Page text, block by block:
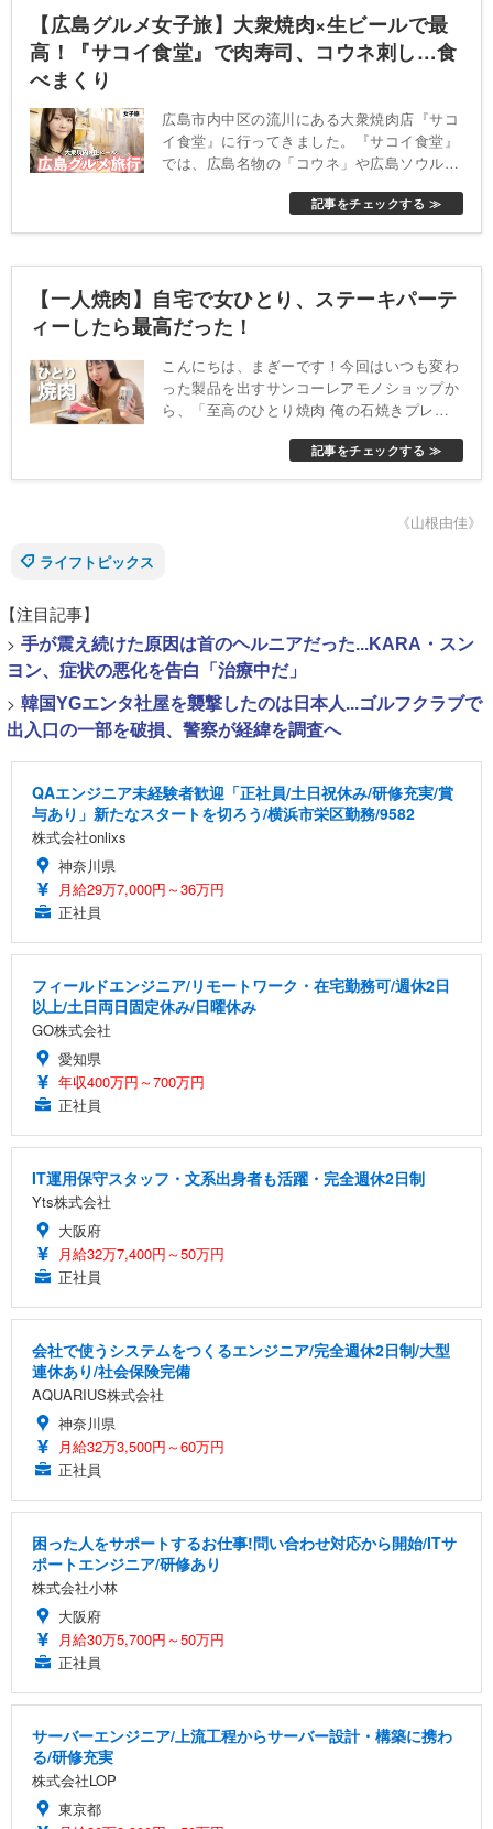
【広島グルメ女子旅】大衆焼肉×生ビールで最
高！『サコイ食堂』で肉寿司、コウネ刺し…食
べまくり
広島市内中区の流川にある大衆焼肉店『サコ
イ食堂』に行ってきました。『サコイ食堂』
では、広島名物の「コウネ」や広島ソウルフ
記事をチェックする ≫
【一人焼肉】自宅で女ひとり、ステーキパーテ
ィーしたら最高だった！
こんにちは、まぎーです！今回はいつも変わ
った製品を出すサンコーレアモノショップか
ら、「至高のひとり焼肉 俺の石焼きプレー
記事をチェックする ≫
《山根由佳》
ライフトピックス
【注目記事】
> 手が震え続けた原因は首のヘルニアだった...KARA・スン
ヨン、症状の悪化を告白「治療中だ」
> 韓国YGエンタ社屋を襲撃したのは日本人...ゴルフクラブで
出入口の一部を破損、警察が経緯を調査へ
QAエンジニア未経験者歓迎「正社員/土日祝休み/研修充実/賞
与あり」新たなスタートを切ろう/横浜市栄区勤務/9582
株式会社onlixs
神奈川県
月給29万7,000円～36万円
正社員
フィールドエンジニア/リモートワーク・在宅勤務可/週休2日
以上/土日両日固定休み/日曜休み
GO株式会社
愛知県
年収400万円～700万円
正社員
IT運用保守スタッフ・文系出身者も活躍・完全週休2日制
Yts株式会社
大阪府
月給32万7,400円～50万円
正社員
会社で使うシステムをつくるエンジニア/完全週休2日制/大型
連休あり/社会保険完備
AQUARIUS株式会社
神奈川県
月給32万3,500円～60万円
正社員
困った人をサポートするお仕事!問い合わせ対応から開始/ITサ
ポートエンジニア/研修あり
株式会社小林
大阪府
月給30万5,700円～50万円
正社員
サーバーエンジニア/上流工程からサーバー設計・構築に携わ
る/研修充実
株式会社LOP
東京都